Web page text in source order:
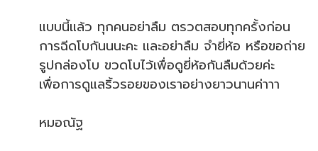
แบบนี้แล้ว ทุกคนอย่าลืม ตรวตสอบทุกครั้งก่อน
การฉีดโบกันนนะคะ และอย่าลืม จำยี่ห้อ หรือขอถ่าย
รูปกล่องโบ ขวดโบไว้เพื่อดูยี่ห้อกันลืมด้วยค่ะ
เพื่อการดูแลริ้วรอยของเราอย่างยาวนานค่าาา
หมอณัฐ